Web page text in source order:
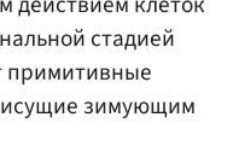
стадией
примитивные
зимующим